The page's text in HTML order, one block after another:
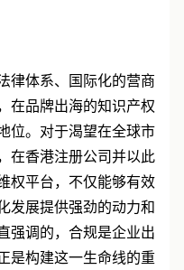
律体系、国际化的营商
在品牌出海的知识产权
位。对于渴望在全球市
在香港注册公司并以此
权平台，不仅能够有效
发展提供强劲的动力和
强调的，合规是企业出
是构建这一生命线的重